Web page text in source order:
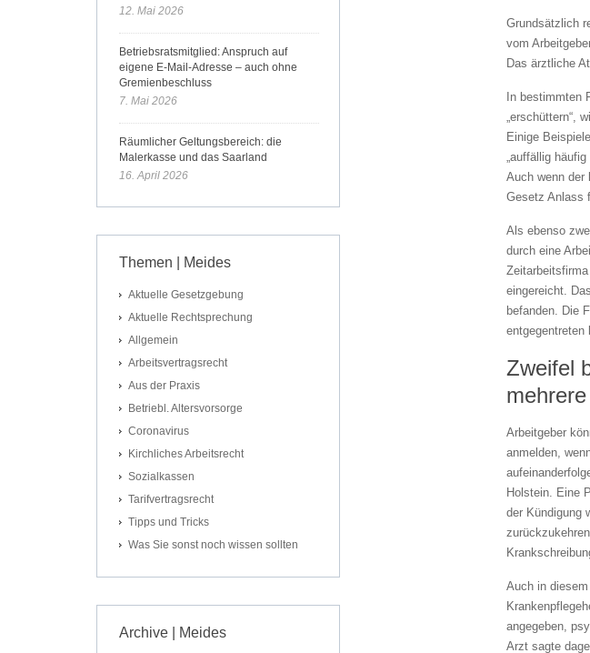
Grundsätzlich
vom
Das ärztliche
In bestimmten
„erschüttern“,
Einige
„auffällig
Auch wenn der
Gesetz Anlass
Als ebenso
durch eine
eingereicht.
befanden. Die
Zweifel
Arbeitgeber
anmelden,
Holstein. Eine
der Kündigung
Auch in
angegeben,
Arzt sagte
12. Mai 2026
Betriebsratsmitglied: Anspruch auf
eigene E-Mail-Adresse – auch ohne
Gremienbeschluss
7. Mai 2026
Räumlicher Geltungsbereich: die
Malerkasse und das Saarland
16. April 2026
Themen | Meides
Aktuelle Gesetzgebung
Aktuelle Rechtsprechung
Allgemein
Arbeitsvertragsrecht
Aus der Praxis
Betriebl. Altersvorsorge
Coronavirus
Kirchliches Arbeitsrecht
Sozialkassen
Tarifvertragsrecht
Tipps und Tricks
Was Sie sonst noch wissen sollten
Archive | Meides